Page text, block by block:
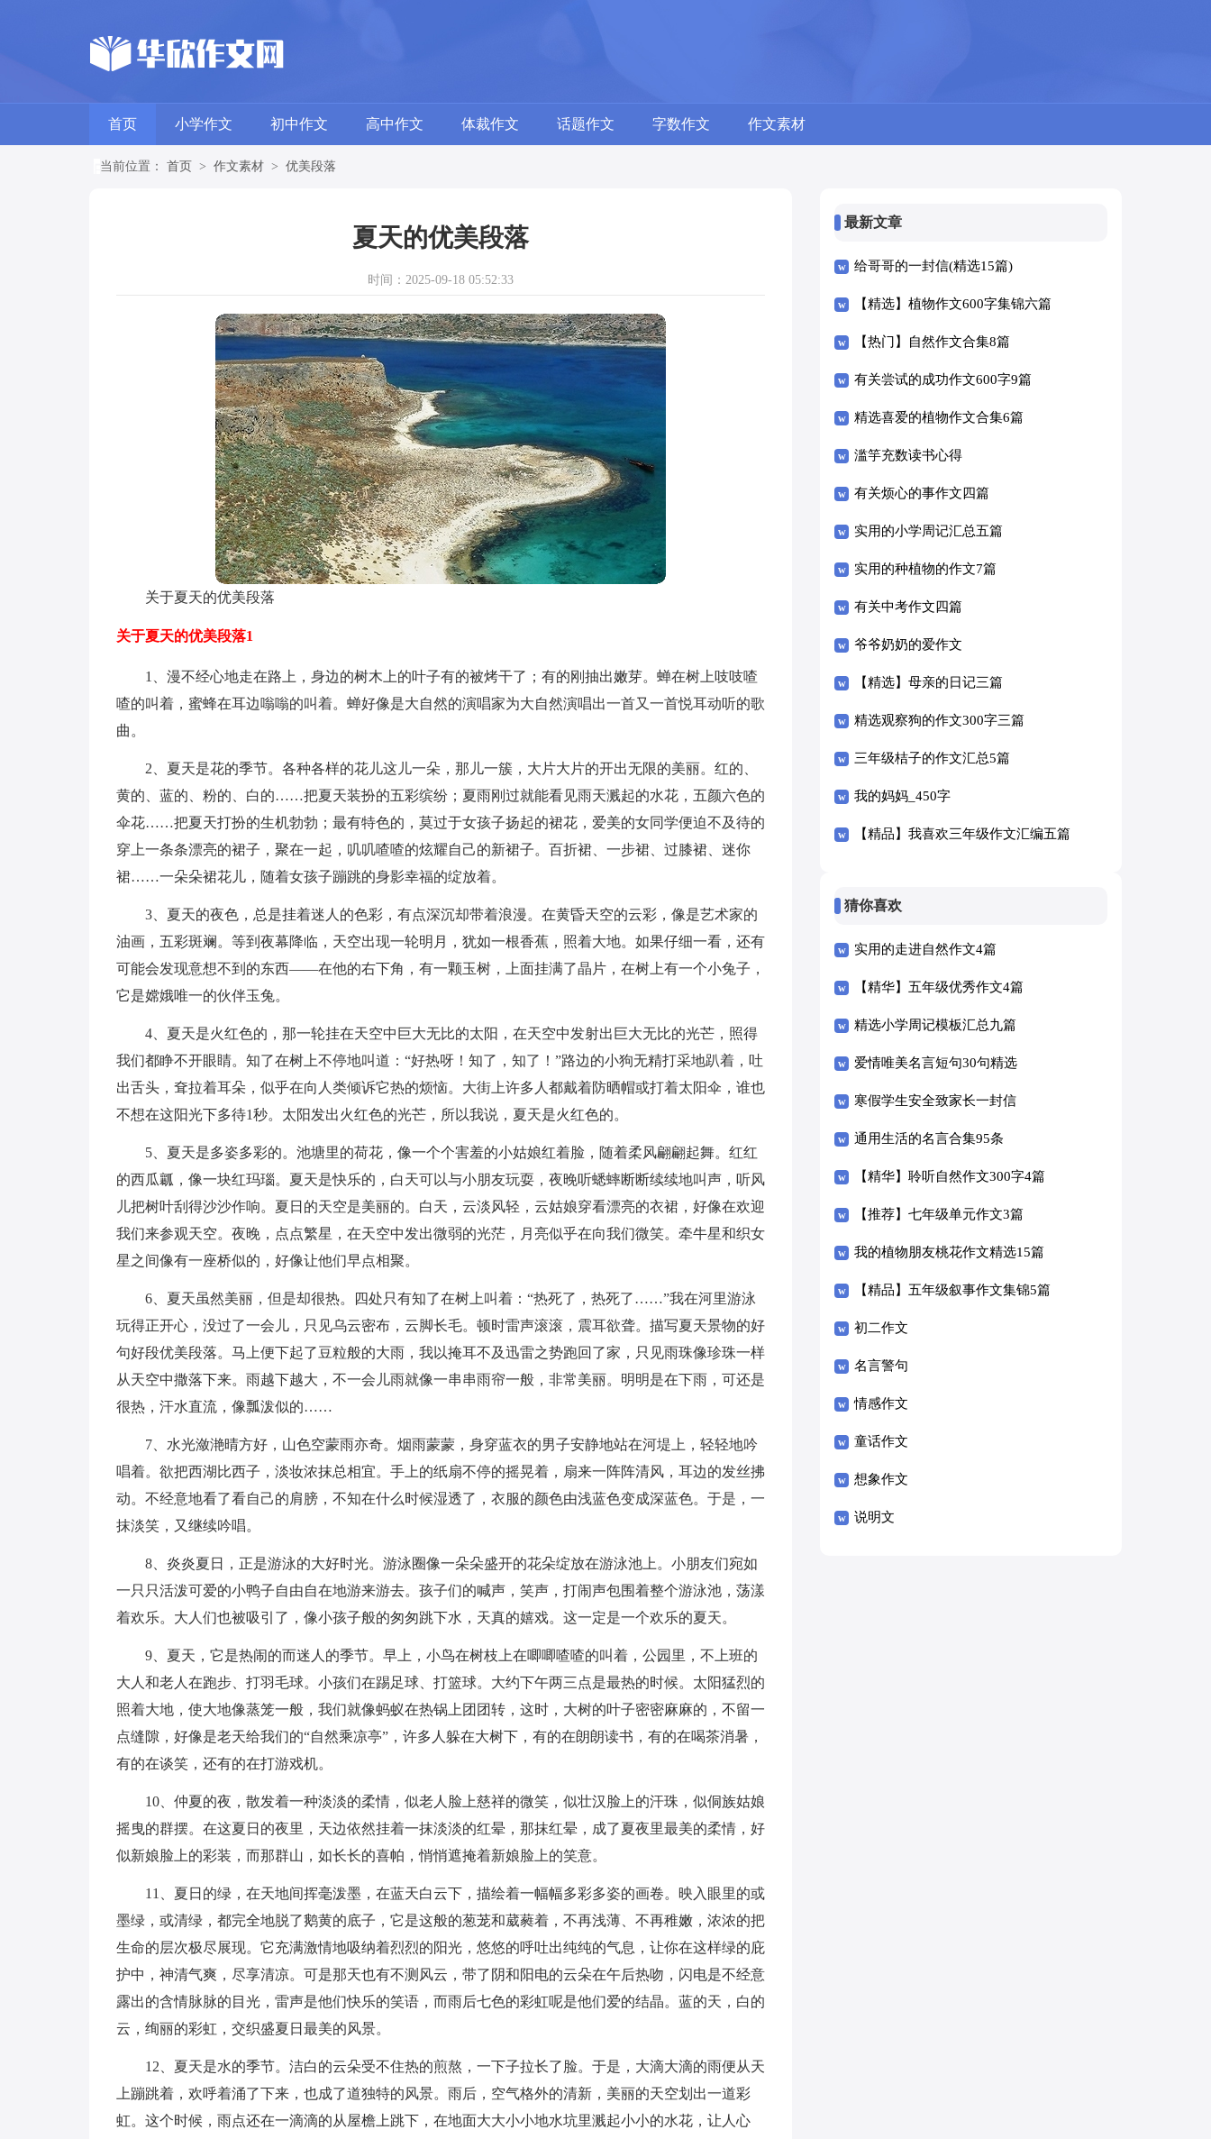
首页 小学作文 初中作文 高中作文 体裁作文 话题作文 字数作文 作文素材
当前位置： 首页 > 作文素材 > 优美段落
夏天的优美段落
时间：2025-09-18 05:52:33
关于夏天的优美段落
关于夏天的优美段落1
1、漫不经心地走在路上，身边的树木上的叶子有的被烤干了；有的刚抽出嫩芽。蝉在树上吱吱喳
喳的叫着，蜜蜂在耳边嗡嗡的叫着。蝉好像是大自然的演唱家为大自然演唱出一首又一首悦耳动听的歌
曲。
2、夏天是花的季节。各种各样的花儿这儿一朵，那儿一簇，大片大片的开出无限的美丽。红的、
黄的、蓝的、粉的、白的……把夏天装扮的五彩缤纷；夏雨刚过就能看见雨天溅起的水花，五颜六色的
伞花……把夏天打扮的生机勃勃；最有特色的，莫过于女孩子扬起的裙花，爱美的女同学便迫不及待的
穿上一条条漂亮的裙子，聚在一起，叽叽喳喳的炫耀自己的新裙子。百折裙、一步裙、过膝裙、迷你
裙……一朵朵裙花儿，随着女孩子蹦跳的身影幸福的绽放着。
3、夏天的夜色，总是挂着迷人的色彩，有点深沉却带着浪漫。在黄昏天空的云彩，像是艺术家的
油画，五彩斑斓。等到夜幕降临，天空出现一轮明月，犹如一根香蕉，照着大地。如果仔细一看，还有
可能会发现意想不到的东西——在他的右下角，有一颗玉树，上面挂满了晶片，在树上有一个小兔子，
它是嫦娥唯一的伙伴玉兔。
4、夏天是火红色的，那一轮挂在天空中巨大无比的太阳，在天空中发射出巨大无比的光芒，照得
我们都睁不开眼睛。知了在树上不停地叫道：“好热呀！知了，知了！”路边的小狗无精打采地趴着，吐
出舌头，耷拉着耳朵，似乎在向人类倾诉它热的烦恼。大街上许多人都戴着防晒帽或打着太阳伞，谁也
不想在这阳光下多待1秒。太阳发出火红色的光芒，所以我说，夏天是火红色的。
5、夏天是多姿多彩的。池塘里的荷花，像一个个害羞的小姑娘红着脸，随着柔风翩翩起舞。红红
的西瓜瓤，像一块红玛瑙。夏天是快乐的，白天可以与小朋友玩耍，夜晚听蟋蟀断断续续地叫声，听风
儿把树叶刮得沙沙作响。夏日的天空是美丽的。白天，云淡风轻，云姑娘穿看漂亮的衣裙，好像在欢迎
我们来参观天空。夜晚，点点繁星，在天空中发出微弱的光茫，月亮似乎在向我们微笑。牵牛星和织女
星之间像有一座桥似的，好像让他们早点相聚。
6、夏天虽然美丽，但是却很热。四处只有知了在树上叫着：“热死了，热死了……”我在河里游泳
玩得正开心，没过了一会儿，只见乌云密布，云脚长毛。顿时雷声滚滚，震耳欲聋。描写夏天景物的好
句好段优美段落。马上便下起了豆粒般的大雨，我以掩耳不及迅雷之势跑回了家，只见雨珠像珍珠一样
从天空中撒落下来。雨越下越大，不一会儿雨就像一串串雨帘一般，非常美丽。明明是在下雨，可还是
很热，汗水直流，像瓢泼似的……
7、水光潋滟晴方好，山色空蒙雨亦奇。烟雨蒙蒙，身穿蓝衣的男子安静地站在河堤上，轻轻地吟
唱着。欲把西湖比西子，淡妆浓抹总相宜。手上的纸扇不停的摇晃着，扇来一阵阵清风，耳边的发丝拂
动。不经意地看了看自己的肩膀，不知在什么时候湿透了，衣服的颜色由浅蓝色变成深蓝色。于是，一
抹淡笑，又继续吟唱。
8、炎炎夏日，正是游泳的大好时光。游泳圈像一朵朵盛开的花朵绽放在游泳池上。小朋友们宛如
一只只活泼可爱的小鸭子自由自在地游来游去。孩子们的喊声，笑声，打闹声包围着整个游泳池，荡漾
着欢乐。大人们也被吸引了，像小孩子般的匆匆跳下水，天真的嬉戏。这一定是一个欢乐的夏天。
9、夏天，它是热闹的而迷人的季节。早上，小鸟在树枝上在唧唧喳喳的叫着，公园里，不上班的
大人和老人在跑步、打羽毛球。小孩们在踢足球、打篮球。大约下午两三点是最热的时候。太阳猛烈的
照着大地，使大地像蒸笼一般，我们就像蚂蚁在热锅上团团转，这时，大树的叶子密密麻麻的，不留一
点缝隙，好像是老天给我们的“自然乘凉亭”，许多人躲在大树下，有的在朗朗读书，有的在喝茶消暑，
有的在谈笑，还有的在打游戏机。
10、仲夏的夜，散发着一种淡淡的柔情，似老人脸上慈祥的微笑，似壮汉脸上的汗珠，似侗族姑娘
摇曳的群摆。在这夏日的夜里，天边依然挂着一抹淡淡的红晕，那抹红晕，成了夏夜里最美的柔情，好
似新娘脸上的彩装，而那群山，如长长的喜帕，悄悄遮掩着新娘脸上的笑意。
11、夏日的绿，在天地间挥毫泼墨，在蓝天白云下，描绘着一幅幅多彩多姿的画卷。映入眼里的或
墨绿，或清绿，都完全地脱了鹅黄的底子，它是这般的葱茏和葳蕤着，不再浅薄、不再稚嫩，浓浓的把
生命的层次极尽展现。它充满激情地吸纳着烈烈的阳光，悠悠的呼吐出纯纯的气息，让你在这样绿的庇
护中，神清气爽，尽享清凉。可是那天也有不测风云，带了阴和阳电的云朵在午后热吻，闪电是不经意
露出的含情脉脉的目光，雷声是他们快乐的笑语，而雨后七色的彩虹呢是他们爱的结晶。蓝的天，白的
云，绚丽的彩虹，交织盛夏日最美的风景。
12、夏天是水的季节。洁白的云朵受不住热的煎熬，一下子拉长了脸。于是，大滴大滴的雨便从天
上蹦跳着，欢呼着涌了下来，也成了道独特的风景。雨后，空气格外的清新，美丽的天空划出一道彩
虹。这个时候，雨点还在一滴滴的从屋檐上跳下，在地面大大小小地水坑里溅起小小的水花，让人心
最新文章
给哥哥的一封信(精选15篇)
【精选】植物作文600字集锦六篇
【热门】自然作文合集8篇
有关尝试的成功作文600字9篇
精选喜爱的植物作文合集6篇
滥竽充数读书心得
有关烦心的事作文四篇
实用的小学周记汇总五篇
实用的种植物的作文7篇
有关中考作文四篇
爷爷奶奶的爱作文
【精选】母亲的日记三篇
精选观察狗的作文300字三篇
三年级桔子的作文汇总5篇
我的妈妈_450字
【精品】我喜欢三年级作文汇编五篇
猜你喜欢
实用的走进自然作文4篇
【精华】五年级优秀作文4篇
精选小学周记模板汇总九篇
爱情唯美名言短句30句精选
寒假学生安全致家长一封信
通用生活的名言合集95条
【精华】聆听自然作文300字4篇
【推荐】七年级单元作文3篇
我的植物朋友桃花作文精选15篇
【精品】五年级叙事作文集锦5篇
初二作文
名言警句
情感作文
童话作文
想象作文
说明文